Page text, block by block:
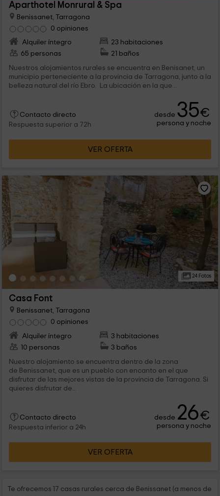
Aparthotel Monrural & Spa
Benissanet, Tarragona
0 opiniones
Alquiler íntegro
23 habitaciones
65 personas
21 baños
Nuestros alojamientos rurales se encuentra en Benisanet, un
municipio perteneciente a la provincia de Tarragona, junto a la
belleza natural del río Ebro. La ubicación en la que...
Contacto directo
Respuesta superior a 72h
desde 35€
persona y noche
VER OFERTA
24 Fotos
Casa Font
Benissanet, Tarragona
0 opiniones
Alquiler íntegro
3 habitaciones
10 personas
3 baños
Nuestro alojamiento se encuentra dentro de la zona
de Benissanet, que es un pueblo con encanto en el que
disfrutar de las mejores vistas de la provincia de Tarragona. Si
quieres disfrutar de...
Contacto directo
Respuesta inferior a 24h
desde 26€
persona y noche
VER OFERTA
Te ofrecemos 17 casas rurales cerca de Benissanet (a menos de